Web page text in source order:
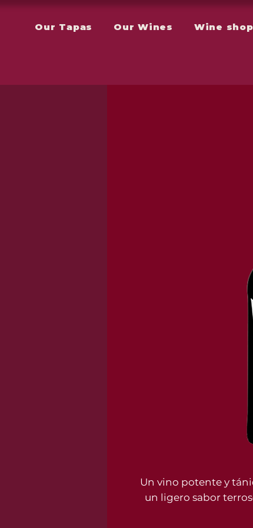
Our Tapas Our Wines Wine shop
Un vino potente y
un ligero sabor